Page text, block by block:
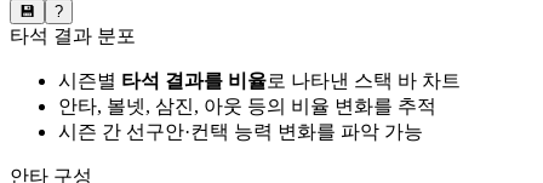
💾 ?
타석 결과 분포
시즌별 타석 결과를 비율로 나타낸 스택 바 차트
안타, 볼넷, 삼진, 아웃 등의 비율 변화를 추적
시즌 간 선구안·컨택 능력 변화를 파악 가능
안타 구성